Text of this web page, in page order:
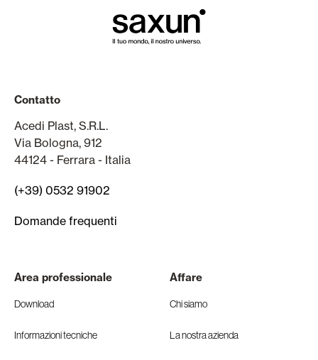
Contatto
Acedi Plast, S.R.L.
Via Bologna, 912
44124 - Ferrara - Italia
(+39) 0532 91902
Domande frequenti
Area professionale
Download
Informazioni tecniche
Affare
Chi siamo
La nostra azienda